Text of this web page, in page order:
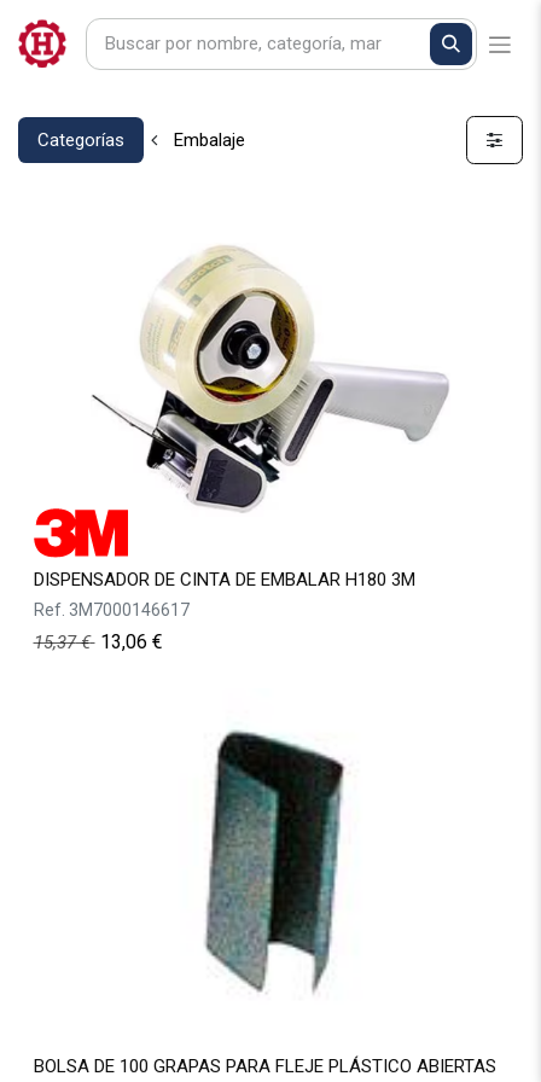
Categorías Embalaje
DISPENSADOR DE CINTA DE EMBALAR H180 3M
Ref. 3M7000146617
15,37€ 13,06 €
BOLSA DE 100 GRAPAS PARA FLEJE PLÁSTICO ABIERTAS